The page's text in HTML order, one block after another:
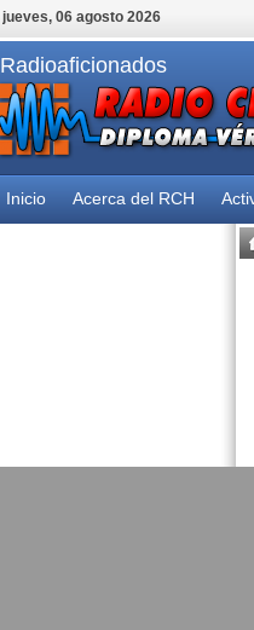
jueves, 06 agosto 2026
Radioaficionados
Inicio Acerca del RCH